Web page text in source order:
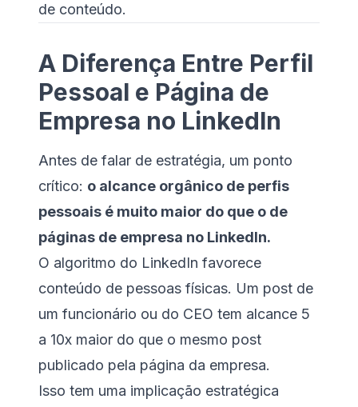
de conteúdo.
A Diferença Entre Perfil
Pessoal e Página de
Empresa no LinkedIn
Antes de falar de estratégia, um ponto
crítico: o alcance orgânico de perfis
pessoais é muito maior do que o de
páginas de empresa no LinkedIn.
O algoritmo do LinkedIn favorece
conteúdo de pessoas físicas. Um post de
um funcionário ou do CEO tem alcance 5
a 10x maior do que o mesmo post
publicado pela página da empresa.
Isso tem uma implicação estratégica